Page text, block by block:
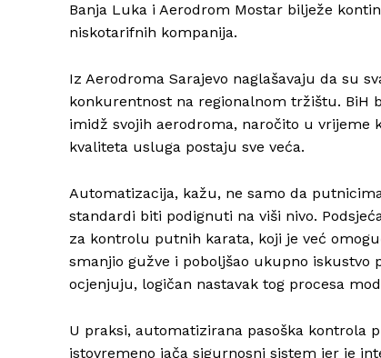
Banja Luka i Aerodrom Mostar bilježe
niskotarifnih kompanija.
Iz Aerodroma Sarajevo naglašavaju da su
konkurentnost na regionalnom tržištu. BiH
imidž svojih aerodroma, naročito u vrijeme
kvaliteta usluga postaju sve veća.
Automatizacija, kažu, ne samo da
standardi biti podignuti na viši nivo.
za kontrolu putnih karata, koji je već
smanjio gužve i poboljšao ukupno iskustvo
ocjenjuju, logičan nastavak tog procesa
U praksi, automatizirana pasoška kontrola
istovremeno jača sigurnosni sistem jer je